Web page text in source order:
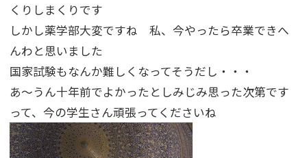
くりしまくりです
しかし薬学部大変ですね 私、今やったら卒業できへ
んわと思いました
国家試験もなんか難しくなってそうだし・・・
あ～うん十年前でよかったとしみじみ思った次第です
って、今の学生さん頑張ってくださいね